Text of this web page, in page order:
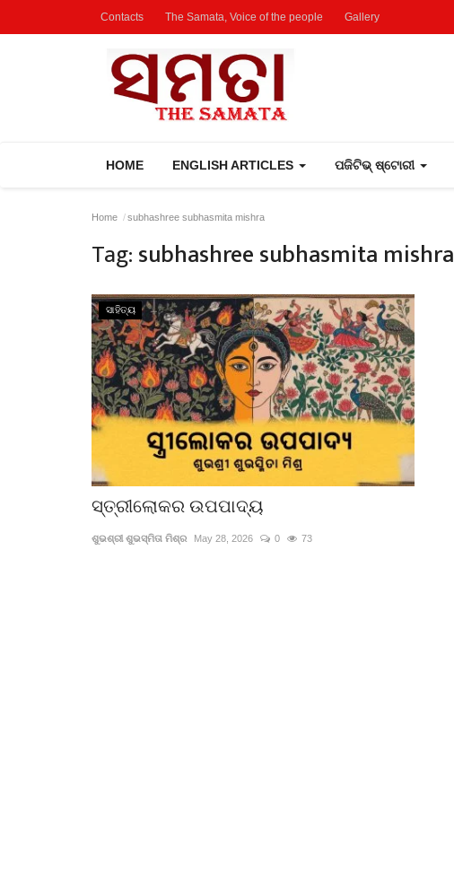
Contacts The Samata, Voice of the people Gallery
HOME ENGLISH ARTICLES ପଜିଟିଭ୍ ଷ୍ଟୋରୀ
Home subhashree subhasmita mishra
Tag:subhashree subhasmita mishra
ସାହିତ୍ୟ
ସ୍ତ୍ରୀଲୋକର ଉପପାଦ୍ୟ
ଶୁଭଶ୍ରୀ ଶୁଭସ୍ମିତା ମିଶ୍ର May 28, 2026 0 73